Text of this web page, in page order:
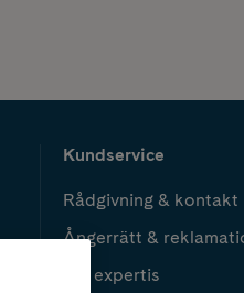
Kundservice
Rådgivning & kontakt
Ångerrätt &
Vår expertis